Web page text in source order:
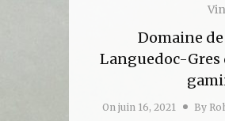
Domaine
Languedoc-
On juin 16, 2021 By